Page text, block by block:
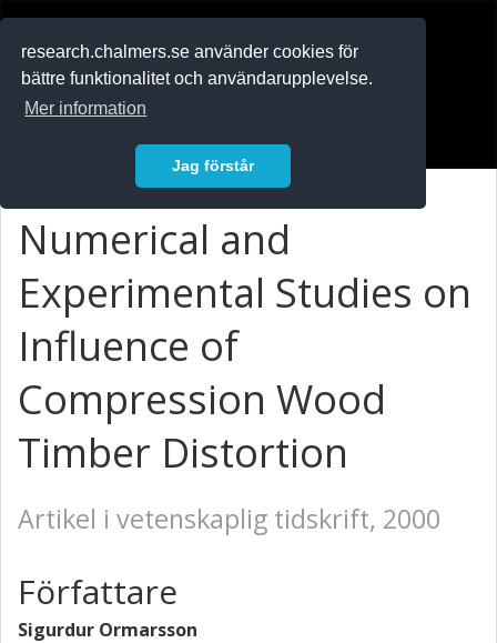
research.chalmers.se använder cookies för
bättre funktionalitet och användarupplevelse.
Mer information
Jag förstår
Numerical and
Experimental Studies on
Influence of
Compression Wood
Timber Distortion
Artikel i vetenskaplig tidskrift, 2000
Författare
Sigurdur Ormarsson